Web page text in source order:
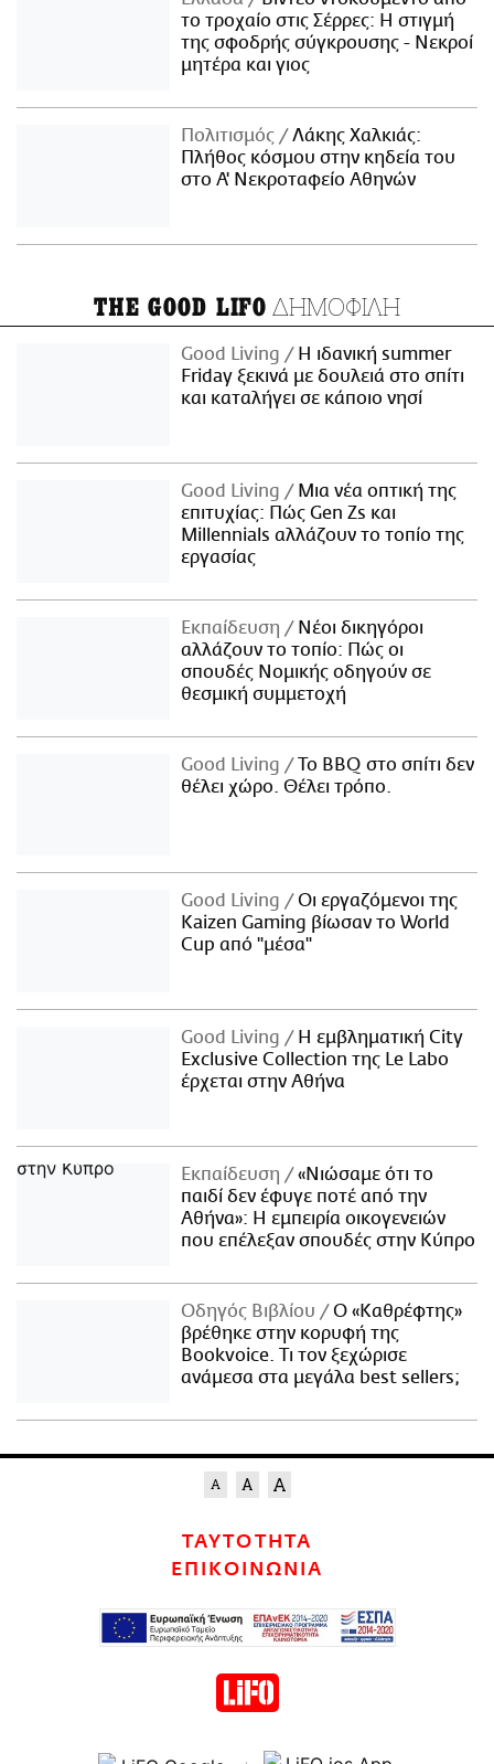
το τροχαίο στις Σέρρες: Η στιγμή
της σφοδρής σύγκρουσης - Νεκροί
μητέρα και γιος
Πολιτισμός
Λάκης Χαλκιάς:
Πλήθος κόσμου στην κηδεία του
στο Α' Νεκροταφείο Αθηνών
THE GOOD LIFO ΔΗΜΟΦΙΛΗ
Good Living
Η ιδανική summer
Friday ξεκινά με δουλειά στο σπίτι
και καταλήγει σε κάποιο νησί
Good Living
Μια νέα οπτική της
επιτυχίας: Πώς Gen Zs και
Millennials αλλάζουν το τοπίο της
εργασίας
Εκπαίδευση
Νέοι δικηγόροι
αλλάζουν το τοπίο: Πώς οι
σπουδές Νομικής οδηγούν σε
θεσμική συμμετοχή
Good Living
Το BBQ στο σπίτι δεν
θέλει χώρο. Θέλει τρόπο.
Good Living
Οι εργαζόμενοι της
Kaizen Gaming βίωσαν το World
Cup από "μέσα"
Good Living
Η εμβληματική City
Exclusive Collection της Le Labo
έρχεται στην Αθήνα
Εκπαίδευση
«Νιώσαμε ότι το
παιδί δεν έφυγε ποτέ από την
Αθήνα»: Η εμπειρία οικογενειών
που επέλεξαν σπουδές στην Κύπρο
Οδηγός Βιβλίου
Ο «Καθρέφτης»
βρέθηκε στην κορυφή της
Bookvoice. Τι τον ξεχώρισε
ανάμεσα στα μεγάλα best sellers;
ΤΑΥΤΟΤΗΤΑ
ΕΠΙΚΟΙΝΩΝΙΑ